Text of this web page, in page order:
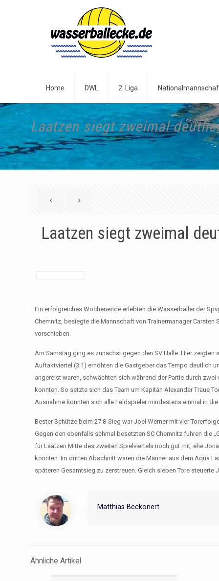
Home DWL 2. Liga
Laatzen siegt zweimal
Laatzen siegt zweimal
Ein erfolgreiches Wochenende erlebten die Wasserballer der
Chemnitz, besiegte die Mannschaft von Trainermanager
vorschieben.
Am Samstag ging es zunächst gegen den SV Halle. Hier zeigten
Auftaktviertel (3:1) erhöhten die Gastgeber das Tempo deutlich
angereist waren, schwächten sich während der Partie durch
konnten. So setzte sich das Team um Kapitän Alexander Traue
Ausnahme konnten sich alle Feldspieler mindestens einmal in
Bester Schütze beim 27:8-Sieg war Joel Werner mit vier
Gegen den ebenfalls schmal besetzten SC Chemnitz fuhren die
für Laatzen Mitte des zweiten Spielviertels noch gut mit, ehe
konnten. Im dritten Abschnitt waren die Männer aus dem Aqua
späteren Gesamtsieg zu zerstreuen. Gleich sieben Tore
Matthias Beckonert
Ähnliche Artikel